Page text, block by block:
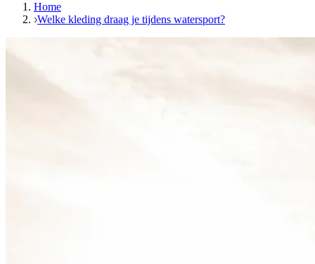
Home
Welke kleding draag je tijdens watersport?